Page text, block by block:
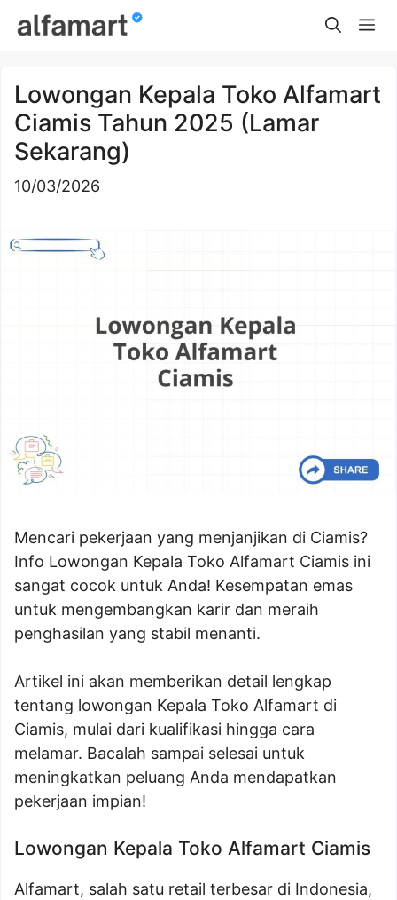
Lowongan Kepala Toko Alfamart
Ciamis Tahun 2025 (Lamar
Sekarang)
10/03/2026
Mencari pekerjaan yang menjanjikan di Ciamis?
Info Lowongan Kepala Toko Alfamart Ciamis ini
sangat cocok untuk Anda! Kesempatan emas
untuk mengembangkan karir dan meraih
penghasilan yang stabil menanti.
Artikel ini akan memberikan detail lengkap
tentang lowongan Kepala Toko Alfamart di
Ciamis, mulai dari kualifikasi hingga cara
melamar. Bacalah sampai selesai untuk
meningkatkan peluang Anda mendapatkan
pekerjaan impian!
Lowongan Kepala Toko Alfamart Ciamis
Alfamart, salah satu retail terbesar di Indonesia,